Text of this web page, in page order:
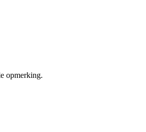
opmerking.